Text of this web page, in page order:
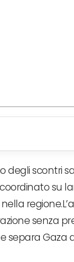
degli scontri
su
senza
separa Gaza